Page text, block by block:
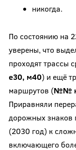
никогда.
По состоянию на
уверены, что
проходят трассы
е30, м40) и ещё
маршрутов (№№
Приравняли
дорожных знаков
(2030 год) к
включающего